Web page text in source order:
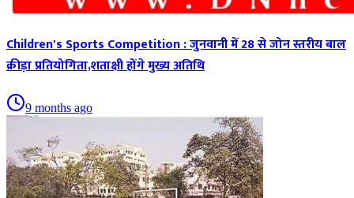
Children's Sports Competition : जुनवानी में 28 से जोन स्तरीय बाल
क्रीड़ा प्रतियोगिता,शताक्षी होंगे मुख्य अतिथि
9 months ago